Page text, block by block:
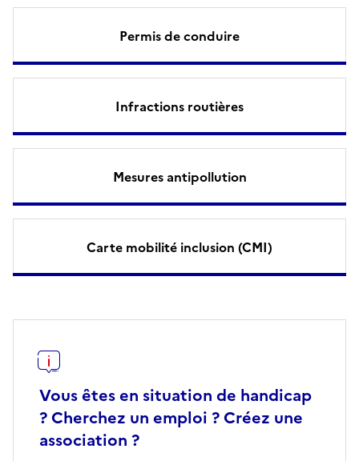
Permis de conduire
Infractions routières
Mesures antipollution
Carte mobilité inclusion (CMI)
Vous êtes en situation de handicap
? Cherchez un emploi ? Créez une
association ?